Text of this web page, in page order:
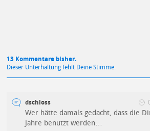
13 Kommentare bisher.
Dieser Unterhaltung fehlt Deine Stimme.
dschloss
Wer hätte damals gedacht, dass die
Jahre benutzt werden…